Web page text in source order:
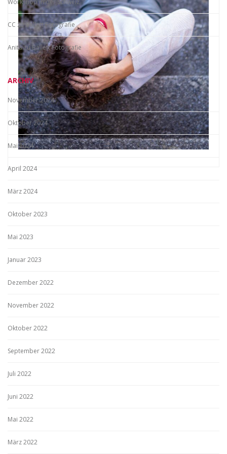
CC zuBallett Fotografie
AnitazuBallett Fotografie
ARCHIV
November 2024
Oktober 2024
Mai 2024
April 2024
März 2024
Oktober 2023
Mai 2023
Januar 2023
Dezember 2022
November 2022
Oktober 2022
September 2022
Juli 2022
Juni 2022
Mai 2022
März 2022